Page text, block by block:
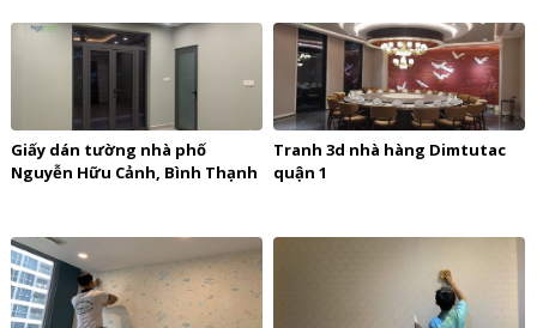
Giấy dán tường nhà phố
Nguyễn Hữu Cảnh, Bình Thạnh
Tranh 3d nhà hàng Dimtutac
quận 1